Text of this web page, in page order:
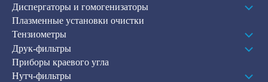
Диспергаторы и гомогенизаторы
Плазменные установки очистки
Тензиометры
Друк-фильтры
Приборы краевого угла
Нутч-фильтры